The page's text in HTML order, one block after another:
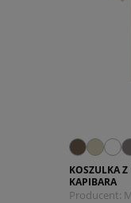
KOSZULKA
KAPIBARA
Producent: